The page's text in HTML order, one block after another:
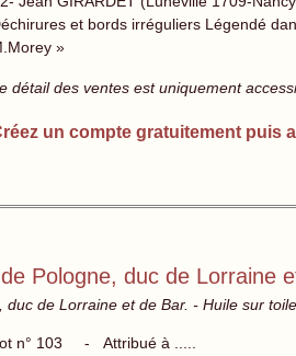
et bords irréguliers Légendé
»
détail des ventes est uniquement
un compte gratuitement puis
Pologne, duc de Lorraine
de Lorraine et de Bar. - Huile sur toile
n° 103 - Attribué à .....